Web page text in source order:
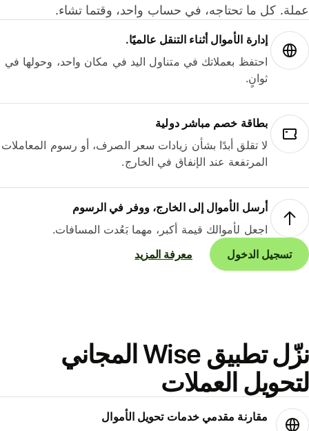
كل ما تحتاجه، في حساب واحد، وقتما تشاء.
إدارة الأموال أثناء التنقل عالميًا.
احتفظ بعملاتك في متناول اليد في مكان واحد، وحولها في
ثوانٍ.
بطاقة خصم مباشر دولية
لا تقلق أبدًا بشأن زيادات سعر الصرف، أو رسوم المعاملات
المرتفعة عند الإنفاق في الخارج.
أرسل الأموال إلى الخارج، ووفر في الرسوم
اجعل لأموالك قيمة أكبر، مهما بَعُدت المسافات.
تسجيل الدخول
معرفة المزيد
نزّل تطبيق Wise المجاني
العملات
مقارنة مقدمي خدمات تحويل الأموال